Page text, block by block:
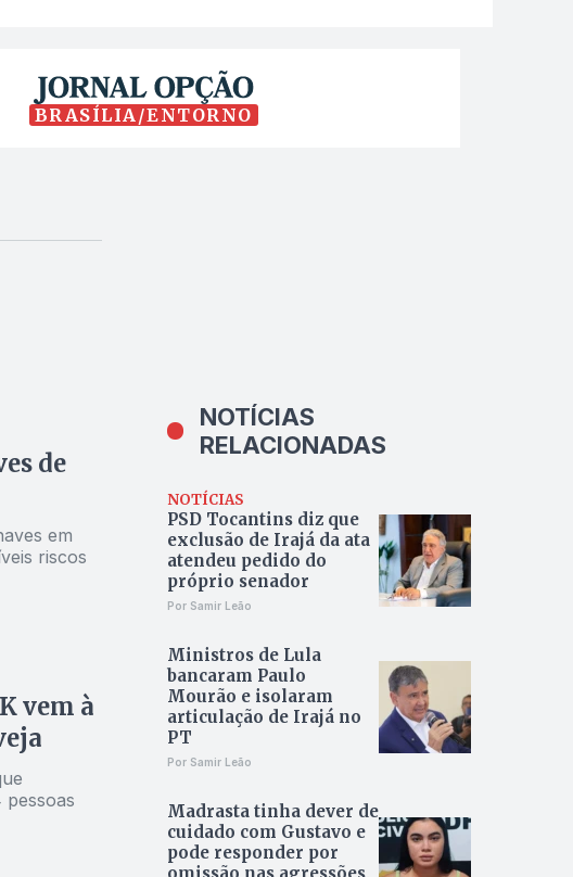
BRASÍLIA/ENTORNO
de
em
riscos
vem à
NOTÍCIAS
RELACIONADAS
NOTÍCIAS
PSD Tocantins diz que
exclusão de Irajá da ata
atendeu pedido do
próprio senador
Por Samir Leão
Ministros de Lula
bancaram Paulo
Mourão e isolaram
articulação de Irajá no
PT
Por Samir Leão
Madrasta tinha dever de
cuidado com Gustavo e
pode responder por